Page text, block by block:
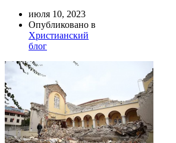
июля 10, 2023
Опубликовано в
Христианский
блог